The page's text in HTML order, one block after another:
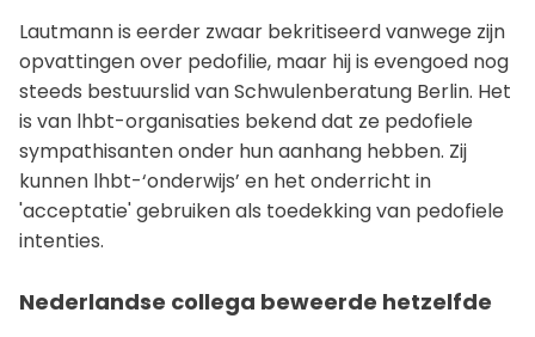
Lautmann is eerder zwaar bekritiseerd vanwege zijn
opvattingen over pedofilie, maar hij is evengoed nog
steeds bestuurslid van Schwulenberatung Berlin. Het
is van lhbt-organisaties bekend dat ze pedofiele
sympathisanten onder hun aanhang hebben. Zij
kunnen lhbt-‘onderwijs’ en het onderricht in
'acceptatie' gebruiken als toedekking van pedofiele
intenties.
Nederlandse collega beweerde hetzelfde